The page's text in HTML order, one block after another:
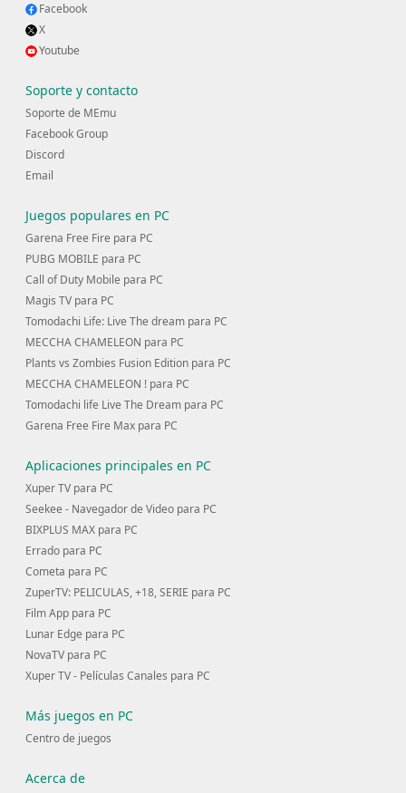
Facebook
X
Youtube
Soporte y contacto
Soporte de MEmu
Facebook Group
Discord
Email
Juegos populares en PC
Garena Free Fire para PC
PUBG MOBILE para PC
Call of Duty Mobile para PC
Magis TV para PC
Tomodachi Life: Live The dream para PC
MECCHA CHAMELEON para PC
Plants vs Zombies Fusion Edition para PC
MECCHA CHAMELEON ! para PC
Tomodachi life Live The Dream para PC
Garena Free Fire Max para PC
Aplicaciones principales en PC
Xuper TV para PC
Seekee - Navegador de Video para PC
BIXPLUS MAX para PC
Errado para PC
Cometa para PC
ZuperTV: PELICULAS, +18, SERIE para PC
Film App para PC
Lunar Edge para PC
NovaTV para PC
Xuper TV - Películas Canales para PC
Más juegos en PC
Centro de juegos
Acerca de